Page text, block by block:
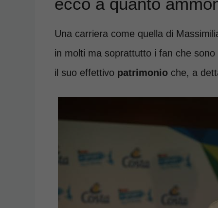
Una carriera come quella di
in molti ma soprattutto i fan che
il suo effettivo patrimonio che, a